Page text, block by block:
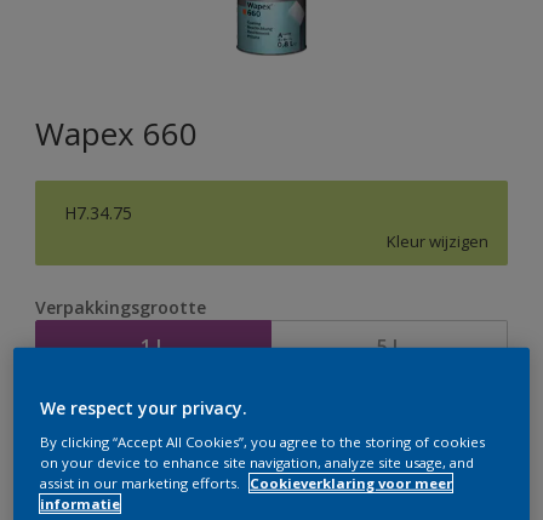
Wapex 660
H7.34.75
Kleur wijzigen
Verpakkingsgrootte
1 L 5 L
Aantal Verfcalculator
Bereken
We respect your privacy.
By clicking “Accept All Cookies”, you agree to the storing of cookies
on your device to enhance site navigation, analyze site usage, and
assist in our marketing efforts.
Cookieverklaring voor meer
informatie